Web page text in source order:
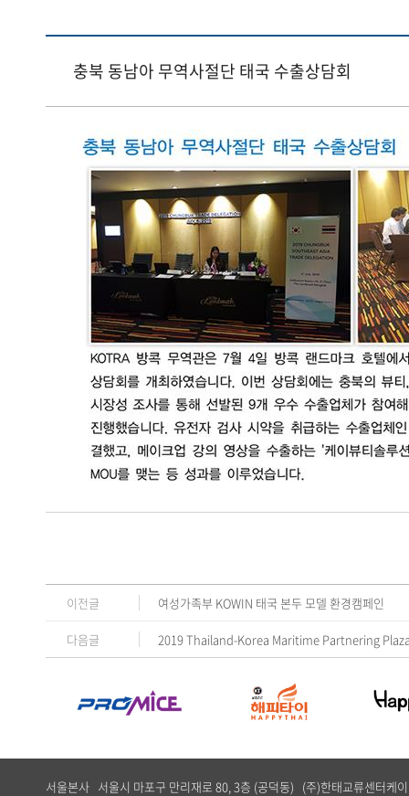
충북 동남아 무역사절단 태국 수출상담회
이전글 여성가족부 KOWIN 태국 본두 모델 환경캠페인
다음글 2019 Thailand-Korea Maritime Partnering
서울본사 서울시 마포구 만리재로 80, 3층 (공덕동) (주)한태교류센터케